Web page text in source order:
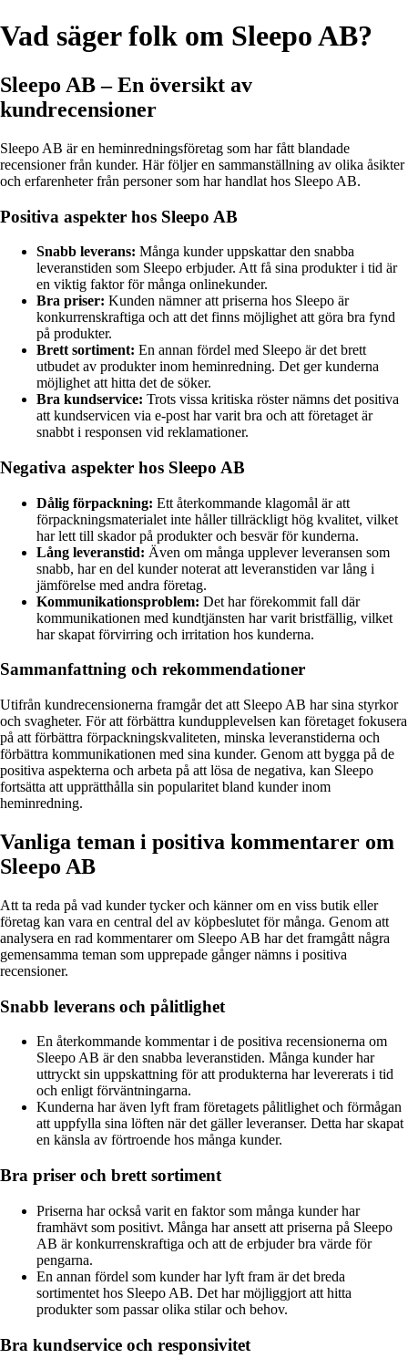
Vad säger folk om Sleepo AB?
Sleepo AB – En översikt av
kundrecensioner
Sleepo AB är en heminredningsföretag som har fått blandade
recensioner från kunder. Här följer en sammanställning av olika åsikter
och erfarenheter från personer som har handlat hos Sleepo AB.
Positiva aspekter hos Sleepo AB
Snabb leverans: Många kunder uppskattar den snabba
leveranstiden som Sleepo erbjuder. Att få sina produkter i tid är
en viktig faktor för många onlinekunder.
Bra priser: Kunden nämner att priserna hos Sleepo är
konkurrenskraftiga och att det finns möjlighet att göra bra fynd
på produkter.
Brett sortiment: En annan fördel med Sleepo är det brett
utbudet av produkter inom heminredning. Det ger kunderna
möjlighet att hitta det de söker.
Bra kundservice: Trots vissa kritiska röster nämns det positiva
att kundservicen via e-post har varit bra och att företaget är
snabbt i responsen vid reklamationer.
Negativa aspekter hos Sleepo AB
Dålig förpackning: Ett återkommande klagomål är att
förpackningsmaterialet inte håller tillräckligt hög kvalitet, vilket
har lett till skador på produkter och besvär för kunderna.
Lång leveranstid: Även om många upplever leveransen som
snabb, har en del kunder noterat att leveranstiden var lång i
jämförelse med andra företag.
Kommunikationsproblem: Det har förekommit fall där
kommunikationen med kundtjänsten har varit bristfällig, vilket
har skapat förvirring och irritation hos kunderna.
Sammanfattning och rekommendationer
Utifrån kundrecensionerna framgår det att Sleepo AB har sina styrkor
och svagheter. För att förbättra kundupplevelsen kan företaget fokusera
på att förbättra förpackningskvaliteten, minska leveranstiderna och
förbättra kommunikationen med sina kunder. Genom att bygga på de
positiva aspekterna och arbeta på att lösa de negativa, kan Sleepo
fortsätta att upprätthålla sin popularitet bland kunder inom
heminredning.
Vanliga teman i positiva kommentarer om
Sleepo AB
Att ta reda på vad kunder tycker och känner om en viss butik eller
företag kan vara en central del av köpbeslutet för många. Genom att
analysera en rad kommentarer om Sleepo AB har det framgått några
gemensamma teman som upprepade gånger nämns i positiva
recensioner.
Snabb leverans och pålitlighet
En återkommande kommentar i de positiva recensionerna om
Sleepo AB är den snabba leveranstiden. Många kunder har
uttryckt sin uppskattning för att produkterna har levererats i tid
och enligt förväntningarna.
Kunderna har även lyft fram företagets pålitlighet och förmågan
att uppfylla sina löften när det gäller leveranser. Detta har skapat
en känsla av förtroende hos många kunder.
Bra priser och brett sortiment
Priserna har också varit en faktor som många kunder har
framhävt som positivt. Många har ansett att priserna på Sleepo
AB är konkurrenskraftiga och att de erbjuder bra värde för
pengarna.
En annan fördel som kunder har lyft fram är det breda
sortimentet hos Sleepo AB. Det har möjliggjort att hitta
produkter som passar olika stilar och behov.
Bra kundservice och responsivitet